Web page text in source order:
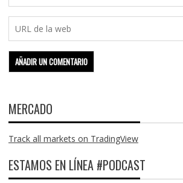
MERCADO
Track all markets on TradingView
ESTAMOS EN LÍNEA #PODCAST